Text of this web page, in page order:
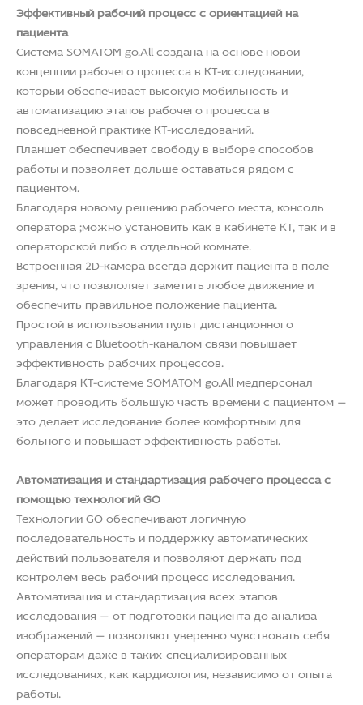
Эффективный рабочий процесс с ориентацией на
пациента
Система SOMATOM go.All создана на основе новой
концепции рабочего процесса в КТ-исследовании,
который обеспечивает высокую мобильность и
автоматизацию этапов рабочего процесса в
повседневной практике КТ-исследований.
Планшет обеспечивает свободу в выборе способов
работы и позволяет дольше оставаться рядом с
пациентом.
Благодаря новому решению рабочего места, консоль
оператора ;можно установить как в кабинете КТ, так и в
операторской либо в отдельной комнате.
Встроенная 2D-камера всегда держит пациента в поле
зрения, что позвлоляет заметить любое движение и
обеспечить правильное положение пациента.
Простой в использовании пульт дистанционного
управления с Bluetooth-каналом связи повышает
эффективность рабочих процессов.
Благодаря КТ-системе SOMATOM go.All медперсонал
может проводить большую часть времени с пациентом —
это делает исследование более комфортным для
больного и повышает эффективность работы.
Автоматизация и стандартизация рабочего процесса с
помощью технологий GO
Технологии GO обеспечивают логичную
последовательность и поддержку автоматических
действий пользователя и позволяют держать под
контролем весь рабочий процесс исследования.
Автоматизация и стандартизация всех этапов
исследования — от подготовки пациента до анализа
изображений — позволяют уверенно чувствовать себя
операторам даже в таких специализированных
исследованиях, как кардиология, независимо от опыта
работы.